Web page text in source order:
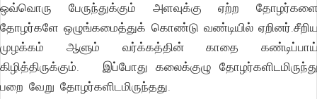
ஒவ்வொரு பேருந்துக்கும் அளவுக்கு ஏற்ற
தோழர்களே ஒழுங்கமைத்துக் கொண்டு வண்டியில்
முழக்கம் ஆளும் வர்க்கத்தின் காதை
கிழித்திருக்கும். இப்போது கலைக்குழு
பறை வேறு தோழர்களிடமிருந்தது.